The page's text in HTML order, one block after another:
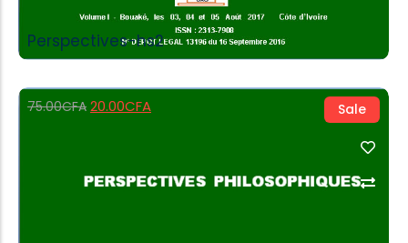
Perspectives-hs2
Sale
75.00CFA 20.00CFA